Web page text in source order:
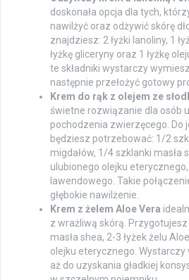
doskonała opcja dla tych,
nawilżyć oraz odżywić skórę
znajdziesz: 2 łyżki lanoliny, 1
łyżkę gliceryny oraz 1 łyżkę
te składniki wystarczy
następnie przełożyć gotowy
Krem do rąk z olejem ze
świetne rozwiązanie dla osób
pochodzenia zwierzęcego. Do
będziesz potrzebować: 1/2
migdałów, 1/4 szklanki masła
ulubionego olejku eterycznego,
lawendowego. Takie
głębokie nawilżenie.
Krem z żelem Aloe Vera
z wrażliwą skórą.
masła shea, 2-3 łyżek żelu
olejku eterycznego.
aż do uzyskania gładkiej